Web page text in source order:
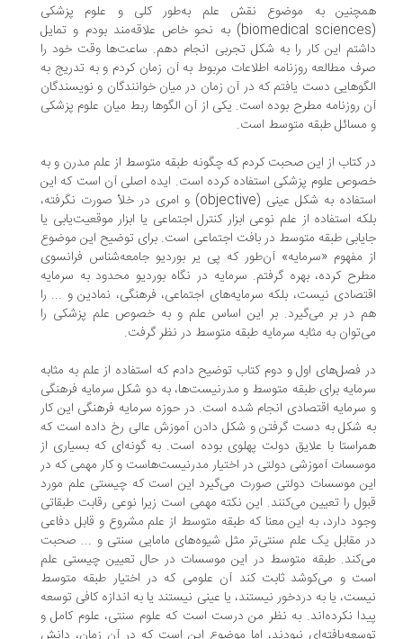
به موضوع نقش علم به‌طور کلی و علوم پزشکی
(biomedical sciences) به نحو خاص علاقه‌مند بودم و تمایل
این کار را به شکل تجربی انجام دهم. ساعت‌ها وقت خود را
مطالعه روزنامه اطلاعات مربوط به آن زمان کردم و به تدریج به
دست یافتم که در آن زمان در میان خوانندگان و نویسندگان
روزنامه مطرح بوده است. یکی از آن الگوها ربط میان علوم پزشکی
طبقه متوسط است.
کتاب از این صحبت کردم که چگونه طبقه متوسط از علم مدرن و به
علوم پزشکی استفاده کرده است. ایده اصلی آن است که این
استفاده به شکل عینی (objective) و امری در خلأ صورت نگرفته،
استفاده از علم نوعی ابزار کنترل اجتماعی یا ابزار موقعیت‌یابی یا
طبقه متوسط در بافت اجتماعی است. برای توضیح این موضوع
مفهوم «سرمایه» آن‌طور که پی یر بوردیو جامعه‌شناس فرانسوی
کرده، بهره گرفتم. سرمایه در نگاه بوردیو محدود به سرمایه
نیست، بلکه سرمایه‌های اجتماعی، فرهنگی، نمادین و ... را
در بر می‌گیرد. بر این اساس علم و به خصوص علم پزشکی را
به مثابه سرمایه طبقه متوسط در نظر گرفت.
فصل‌های اول و دوم کتاب توضیح دادم که استفاده از علم به مثابه
برای طبقه متوسط و مدرنیست‌ها، به دو شکل سرمایه فرهنگی
اقتصادی انجام شده است. در حوزه سرمایه فرهنگی این کار
شکل به دست گرفتن و شکل دادن آموزش عالی رخ داده است که
با علایق دولت پهلوی بوده است. به گونه‌ای که بسیاری از
آموزشی دولتی در اختیار مدرنیست‌هاست و کار مهمی که در
موسسات دولتی صورت می‌گیرد این است که چیستی علم مورد
را تعیین می‌کنند. این نکته مهمی است زیرا نوعی رقابت طبقاتی
دارد، به این معنا که طبقه متوسط از علم مشروع و قابل دفاعی
مقابل یک علم سنتی‌تر مثل شیوه‌های مامایی سنتی و ... صحبت
طبقه متوسط در این موسسات در حال تعیین چیستی علم
و می‌کوشد ثابت کند آن علومی که در اختیار طبقه متوسط
یا به دردخور نیستند، یا عینی نیستند یا به اندازه کافی توسعه
نکرده‌اند. به نظر من درست است که علوم سنتی، علوم کامل و